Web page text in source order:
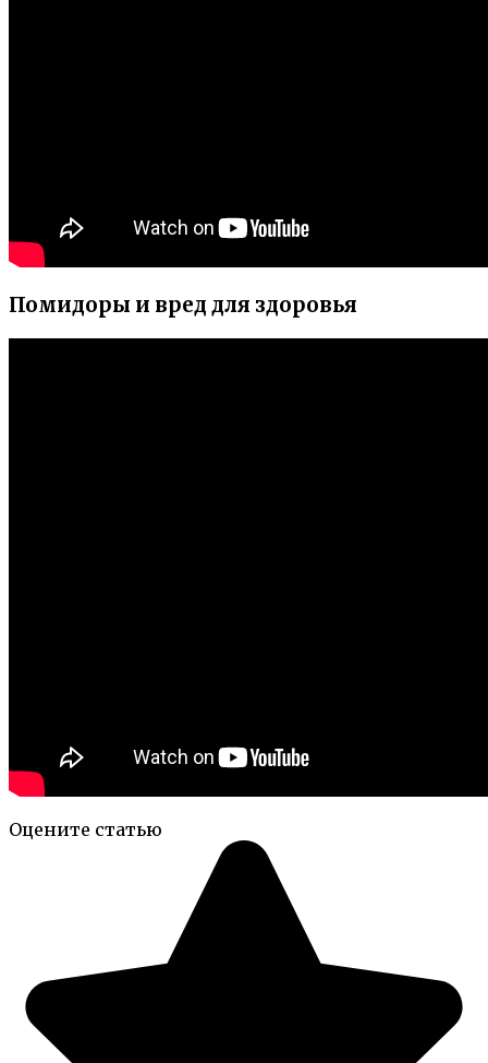
Помидоры и вред для здоровья
Оцените статью